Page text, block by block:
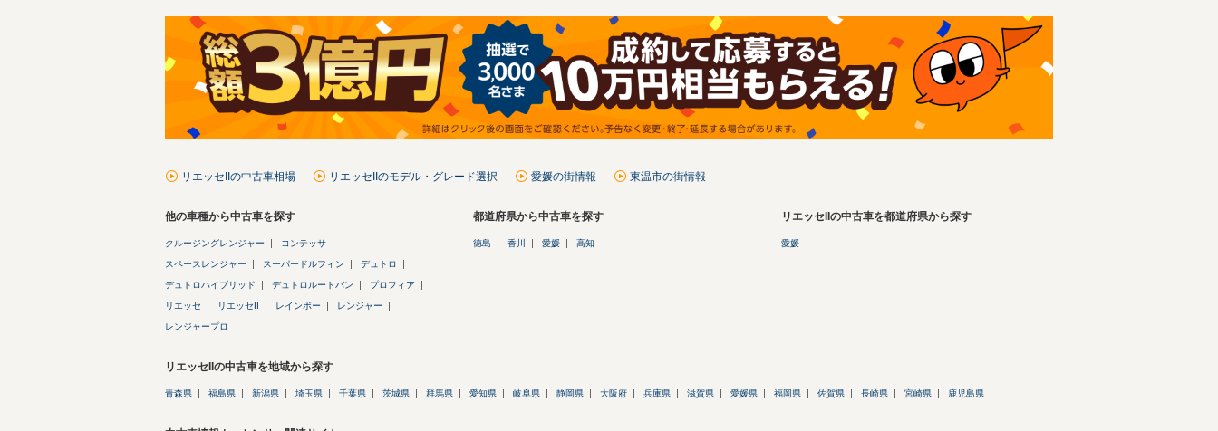
リエッセIIの中古車相場 リエッセIIのモデル・グレード選択 愛媛の街情報 東温市の街情報
他の車種から中古車を探す
クルージングレンジャー コンテッサ
スペースレンジャー スーパードルフィン デュトロ
デュトロハイブリッド デュトロルートバン プロフィア
リエッセ リエッセII レインボー レンジャー
レンジャープロ
都道府県から中古車を探す
徳島 香川 愛媛 高知
リエッセIIの中古車を都道府県から探す
愛媛
リエッセIIの中古車を地域から探す
青森県 福島県 新潟県 埼玉県 千葉県 茨城県 群馬県 愛知県 岐阜県 静岡県 大阪府 兵庫県 滋賀県 愛媛県 福岡県 佐賀県 長崎県 宮崎県 鹿児島県